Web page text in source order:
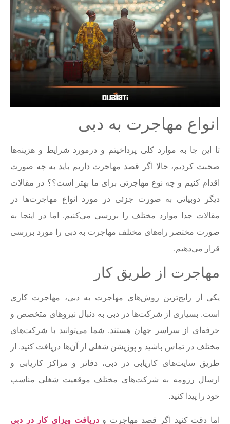
انواع مهاجرت به دبی
تا این جا به موارد کلی پرداخیتم و درمورد شرایط و هزینه‌ها
صحبت کردیم، حالا اگر قصد مهاجرت داریم باید به چه صورت
اقدام کنیم و چه نوع مهاجرتی برای ما بهتر است؟؟ در مقالات
دیگر دوبیاتی به صورت جزئی در مورد انواع مهاجرت‌ها در
مقالات جدا موارد مختلف را بررسی می‌کنیم. اما در اینجا به
صورت مختصر راه‌های مختلف مهاجرت به دبی را مورد بررسی
قرار می‌دهیم.
مهاجرت از طریق کار
یکی از رایج‌ترین روش‌های مهاجرت به دبی، مهاجرت کاری
است. بسیاری از شرکت‌ها در دبی به دنبال نیروهای متخصص و
حرفه‌ای از سراسر جهان هستند. شما می‌توانید با شرکت‌های
مختلف در تماس باشید و پوزیشن شغلی از آن‌ها دریافت کنید. از
طریق سایت‌های کاریابی در دبی، دفاتر و مراکز کاریابی و
ارسال رزومه به شرکت‌های مختلف موقعیت شغلی مناسب
خود را پیدا کنید.
اما دقت کنید اگر قصد مهاجرت ودریافت ویزای کار در دبی